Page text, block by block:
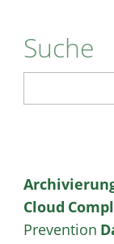
Suche
Cloud
Prevention